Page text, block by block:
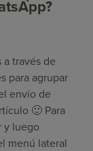
a través de
para agrupar
envío de
🙂 Para
y luego
menú lateral